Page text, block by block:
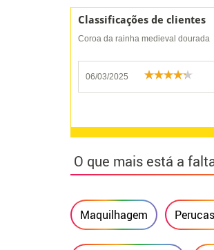
Classificações de clientes
Coroa da rainha medieval dourada
06/03/2025
O que mais está a
Maquilhagem